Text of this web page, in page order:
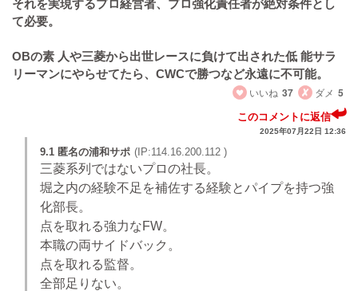
それを実現するプロ経営者、プロ強化責任者が絶対条件とし
て必要。
OBの素 人や三菱から出世レースに負けて出された低 能サラ
リーマンにやらせてたら、CWCで勝つなど永遠に不可能。
いいね 37 ダメ 5
このコメントに返信
2025年07月22日 12:36
9.1 匿名の浦和サポ (IP:114.16.200.112 )
三菱系列ではないプロの社長。
堀之内の経験不足を補佐する経験とパイプを持つ強
化部長。
点を取れる強力なFW。
本職の両サイドバック。
点を取れる監督。
全部足りない。